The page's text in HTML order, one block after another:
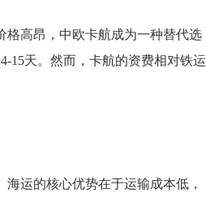
格高昂，中欧卡航成为一种替代选
15天。然而，卡航的资费相对铁运
运的核心优势在于运输成本低，